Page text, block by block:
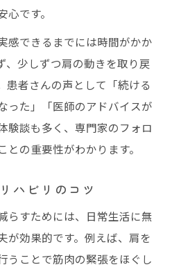
です。
感できるまでには時間がかか
、少しずつ肩の動きを取り戻
患者さんの声として「続ける
った」「医師のアドバイスが
験談も多く、専門家のフォロ
の重要性がわかります。
ハビリのコツ
らすためには、日常生活に無
が効果的です。例えば、肩を
うことで筋肉の緊張をほぐし